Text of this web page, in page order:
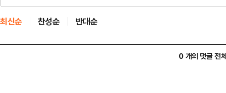
최신순 찬성순 반대순
0 개의 댓글 전